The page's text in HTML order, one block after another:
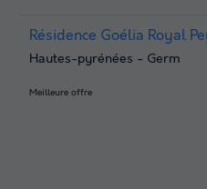
Résidence Goélia Royal
Hautes-pyrénées - Germ
Meilleure offre